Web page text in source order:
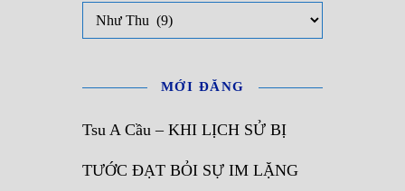
MỚI ĐĂNG
Tsu A Cầu – KHI LỊCH SỬ BỊ
TƯỚC ĐẠT BỎI SỰ IM LẶNG